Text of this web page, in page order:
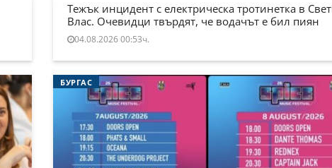
Тежък инцидент с електрическа тротинетка в
Влас. Очевидци твърдят, че водачът е бил пиян
04.08.2026 00:53ч.
БУРГАС